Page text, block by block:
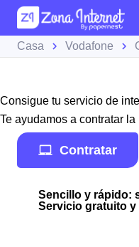
Casa Vodafone
Consigue tu servicio de
Te ayudamos a contratar la
Contratar
Sencillo y rápido:
Servicio gratuito